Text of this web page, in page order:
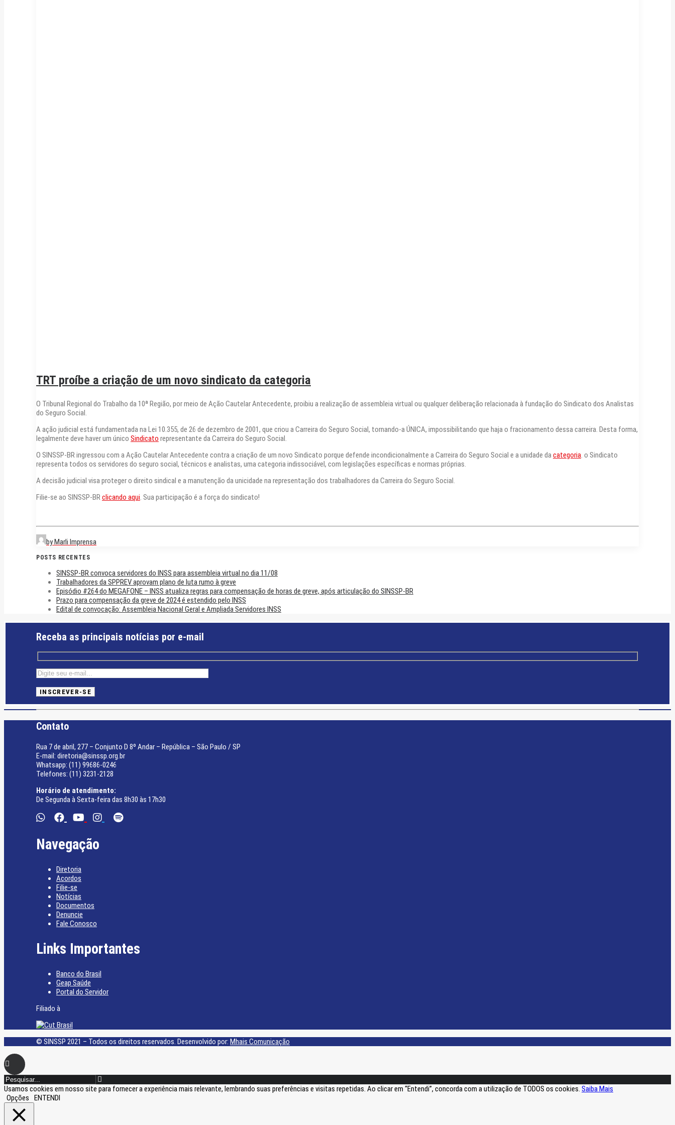
TRT proíbe a criação de um novo sindicato da categoria
O Tribunal Regional do Trabalho da 10ª Região, por meio de Ação Cautelar Antecedente, proibiu a realização de assembleia virtual ou qualquer deliberação relacionada à fundação do Sindicato dos Analistas
do Seguro Social.
A ação judicial está fundamentada na Lei 10.355, de 26 de dezembro de 2001, que criou a Carreira do Seguro Social, tornando-a ÚNICA, impossibilitando que haja o fracionamento dessa carreira. Desta forma,
legalmente deve haver um único Sindicato representante da Carreira do Seguro Social.
O SINSSP-BR ingressou com a Ação Cautelar Antecedente contra a criação de um novo Sindicato porque defende incondicionalmente a Carreira do Seguro Social e a unidade dacategoria. o Sindicato
representa todos os servidores do seguro social, técnicos e analistas, uma categoria indissociável, com legislações específicas e normas próprias.
A decisão judicial visa proteger o direito sindical e a manutenção da unicidade na representação dos trabalhadores da Carreira do Seguro Social. ​
Filie-se ao SINSSP-BRclicando aqui. Sua participação é a força do sindicato!
by Marli Imprensa
POSTS RECENTES
SINSSP-BR convoca servidores do INSS para assembleia virtual no dia 11/08
Trabalhadores da SPPREV aprovam plano de luta rumo à greve
Episódio #264 do MEGAFONE – INSS atualiza regras para compensação de horas de greve, após articulação do SINSSP-BR
Prazo para compensação da greve de 2024 é estendido pelo INSS
Edital de convocação: Assembleia Nacional Geral e Ampliada Servidores INSS
Receba as principais notícias por e-mail
Contato
Rua 7 de abril, 277 – Conjunto D 8º Andar – República – São Paulo / SP
E-mail: diretoria@sinssp.org.br
Whatsapp: (11) 99686-0246
Telefones: (11) 3231-2128
Horário de atendimento:
De Segunda à Sexta-feira das 8h30 às 17h30
Navegação
Diretoria
Acordos
Filie-se
Notícias
Documentos
Denuncie
Fale Conosco
Links Importantes
Banco do Brasil
Geap Saúde
Portal do Servidor
Filiado à
© SINSSP 2021 – Todos os direitos reservados. Desenvolvido por: Mhais Comunicação
Usamos cookies em nosso site para fornecer a experiência mais relevante, lembrando suas preferências e visitas repetidas. Ao clicar em “Entendi”, concorda com a utilização de TODOS os cookies. Saiba Mais
Opções
ENTENDI